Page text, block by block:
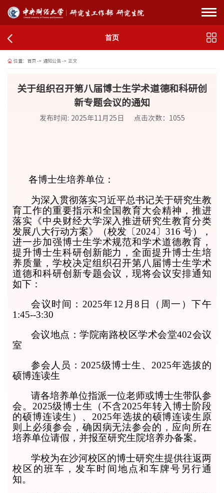
首页
位置： 首页-> 通知公告-> 正文
关于组织召开第八届博士生学术道德和科研创
新专题会议的通知
发布时间: 2025年11月25日 点击次数： 1055
各博士生培养单位：
为深入贯彻落实习近平总书记关于研究生教
育工作的重要指示和全国教育大会精神，推进
落实《中央财经大学深入推进研究生教育分类
发展八大行动方案》（校发〔2024〕 316 号），
进一步加强博士生学术规范和学术道德教育，
提升博士生科研创新能力，全面提升博士生培
养质量，学校决定组织召开第八届博士生学术
道德和科研创新专题会议，现将会议安排通知
如下：
会议时间： 2025年12 月8 日（周一）下午
1:45--3:30
会议地点：学院南路校区学术会堂402会议
室
参会人员： 2025级博士生、 2025年选拔的
硕博连读生
请各培养单位指派一位老师或博士生带队参
会。 2025级博士生（不含2025年转入博士阶段
的硕博连读生）、2025年选拔的硕博连读生原
则上必须参会，确因病无法参会的，应向所在
培养单位请假，并报至研究生院培养办备案。
学校为在沙河校区的博士研究生提供往返两
校区的班车，发车时间地点和车牌号另行通
知。